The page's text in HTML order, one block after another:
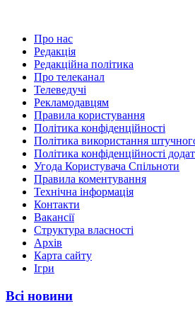
Про нас
Редакція
Редакційна політика
Про телеканал
Телеведучі
Рекламодавцям
Правила користування
Політика конфіденційності
Політика використання
Політика конфіденційності
Угода Користувача Спільноти
Правила коментування
Технічна інформація
Контакти
Вакансії
Структура власності
Архів
Карта сайту
Ігри
Всі новини